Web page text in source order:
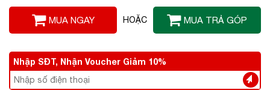
MUA NGAY HOẶC MUA TRẢ GÓP
Nhập SĐT, Nhận Voucher Giảm 10%